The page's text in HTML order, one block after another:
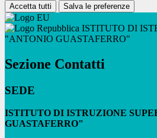
Accetta tutti Salva le preferenze
ISTITUTO DI
"ANTONIO GUASTAFERRO"
Sezione Contatti
SEDE
ISTITUTO DI ISTRUZIONE
GUASTAFERRO"